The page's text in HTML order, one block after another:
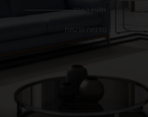
תקנון האתר
מדניות פרטיות